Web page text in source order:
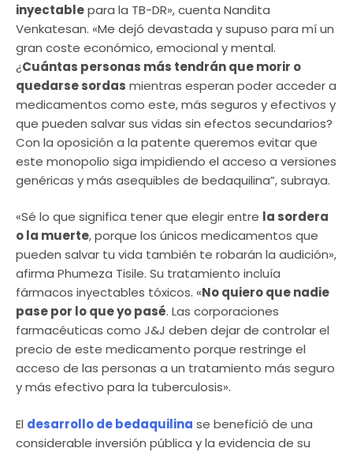
inyectablepara la TB-DR», cuenta Nandita
Venkatesan. «Me dejó devastada y supuso para mí un
gran coste económico, emocional y mental.
¿Cuántas personas más tendrán que morir o
quedarse sordas mientras esperan poder acceder a
medicamentos como este, más seguros y efectivos y
que pueden salvar sus vidas sin efectos secundarios?
Con la oposición a la patente queremos evitar que
este monopolio siga impidiendo el acceso a versiones
genéricas y más asequibles de bedaquilina”, subraya.
«Sé lo que significa tener que elegir entre la sordera
o la muerte, porque los únicos medicamentos que
pueden salvar tu vida también te robarán la audición»,
afirma Phumeza Tisile. Su tratamiento incluía
fármacos inyectables tóxicos. «No quiero que nadie
pase por lo que yo pasé. Las corporaciones
farmacéuticas como J&J deben dejar de controlar el
precio de este medicamento porque restringe el
acceso de las personas a un tratamiento más seguro
y más efectivo para la tuberculosis».
El desarrollo de bedaquilina se benefició de una
considerable inversión pública y la evidencia de su